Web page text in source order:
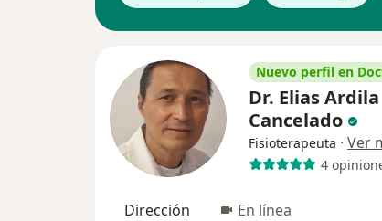
Nuevo perfil en
Dr. Elias Ardila
Cancelado
Fisioterapeuta · Ver
4
Dirección En línea